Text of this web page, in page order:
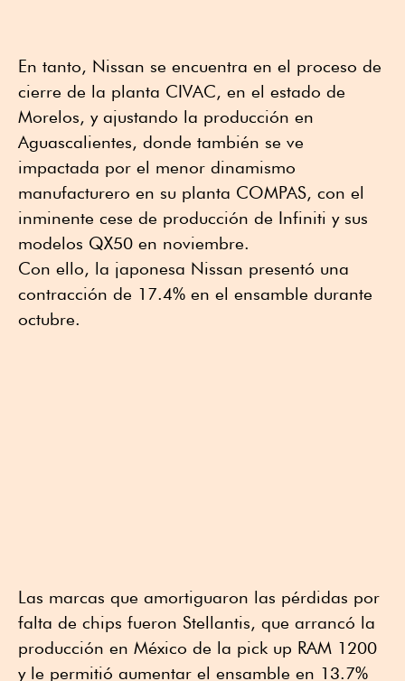
En tanto, Nissan se encuentra en el proceso de
cierre de la planta CIVAC, en el estado de
Morelos, y ajustando la producción en
Aguascalientes, donde también se ve
impactada por el menor dinamismo
manufacturero en su planta COMPAS, con el
inminente cese de producción de Infiniti y sus
modelos QX50 en noviembre.
Con ello, la japonesa Nissan presentó una
contracción de 17.4% en el ensamble durante
octubre.
Las marcas que amortiguaron las pérdidas por
falta de chips fueron Stellantis, que arrancó la
producción en México de la pick up RAM 1200
y le permitió aumentar el ensamble en 13.7%